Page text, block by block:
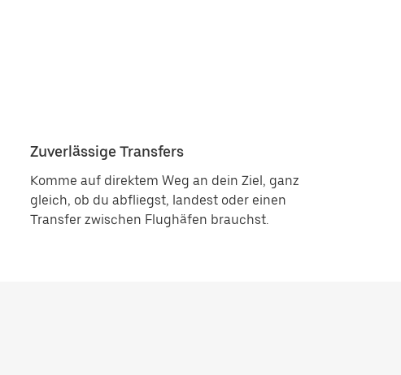
Zuverlässige Transfers
Komme auf direktem Weg an dein Ziel, ganz
gleich, ob du abfliegst, landest oder einen
Transfer zwischen Flughäfen brauchst.